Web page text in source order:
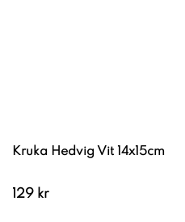
Kruka Hedvig Vit 14x15cm
129 kr